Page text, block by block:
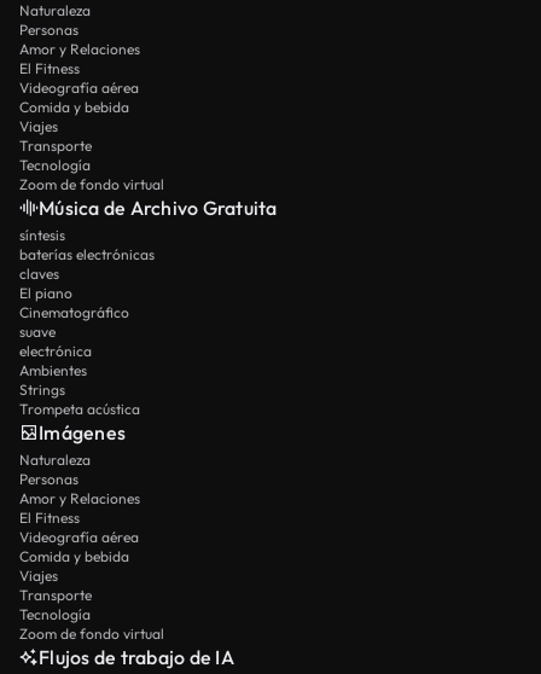
Naturaleza
Personas
Amor y Relaciones
El Fitness
Videografía aérea
Comida y bebida
Viajes
Transporte
Tecnología
Zoom de fondo virtual
Música de Archivo Gratuita
síntesis
baterías electrónicas
claves
El piano
Cinematográfico
suave
electrónica
Ambientes
Strings
Trompeta acústica
Imágenes
Naturaleza
Personas
Amor y Relaciones
El Fitness
Videografía aérea
Comida y bebida
Viajes
Transporte
Tecnología
Zoom de fondo virtual
Flujos de trabajo de IA